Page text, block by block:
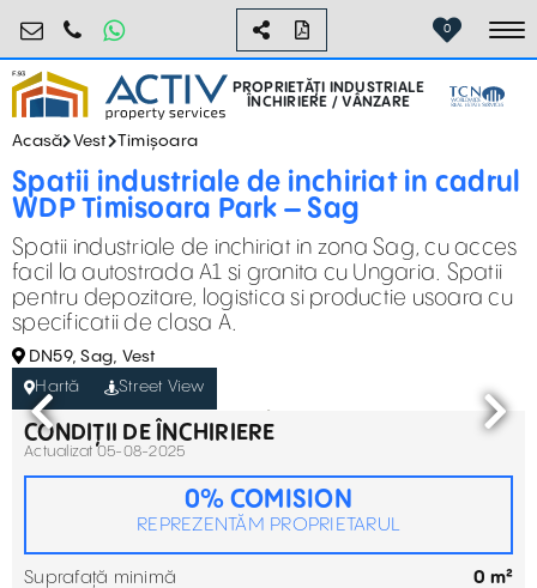
industrial@activpropertyservices.ro
0755.795.795 0
PROPRIETĂȚI INDUSTRIALE
ÎNCHIRIERE / VÂNZARE
Acasă Vest Timișoara
Spatii industriale de inchiriat in cadrul
WDP Timisoara Park – Sag
Spatii industriale de inchiriat in zona Sag, cu acces
facil la autostrada A1 si granita cu Ungaria. Spatii
pentru depozitare, logistica si productie usoara cu
specificatii de clasa A.
DN59, Sag, Vest
Hartă
Street View
CONDIȚII DE ÎNCHIRIERE
Actualizat 05-08-2025
0% COMISION
REPREZENTĂM PROPRIETARUL
Suprafață minimă 0 m²